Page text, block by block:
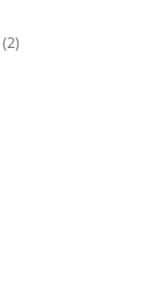
Produkte
22